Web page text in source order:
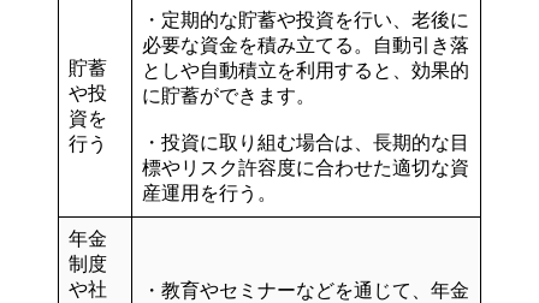
貯蓄
や投
資を
行う
・ 定期的な貯蓄や投資を行い、 老後に
必要な資金を積み立て る。自動引き落
としや自動積立を利用すると、効果的
に貯蓄ができます。
・投資に取り組む場合は、長期的な目
標やリスク許容度に合わせた適切な資
産運用を行う。
年金
制度
や社
・教育やセミナーなどを通じて、年金